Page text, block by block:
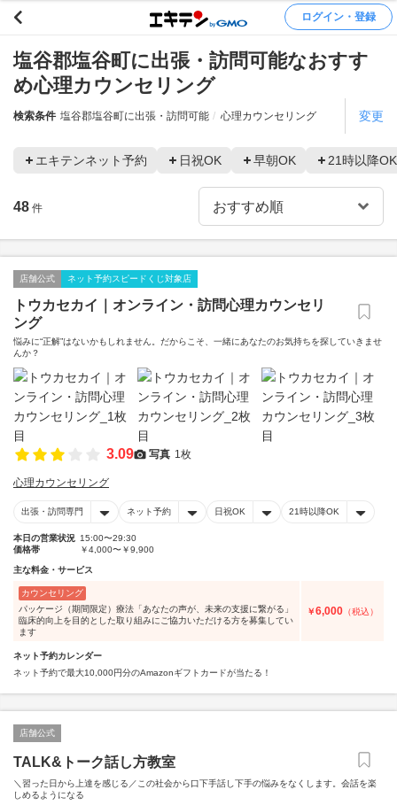
ログイン・登録
塩谷郡塩谷町に出張・訪問可能なおすす
め心理カウンセリング
検索条件 塩谷郡塩谷町に出張・訪問可能 心理カウンセリング 変更
エキテンネット予約 日祝OK 早朝OK 21時以降OK
48 件
店舗公式 ネット予約スピードくじ対象店
トウカセカイ｜オンライン・訪問心理カウンセリ
ング
悩みに“正解”はないかもしれません。だからこそ、一緒にあなたのお気持ちを探していきませ
んか？
3.09 写真 1枚
心理カウンセリング
出張・訪問専門 ネット予約 日祝OK 21時以降OK
本日の営業状況 15:00〜29:30
価格帯
￥4,000〜￥9,900
主な料金・サービス
カウンセリング
パッケージ（期間限定）療法「あなたの声が、未来の支援に繋がる」
臨床的向上を目的とした取り組みにご協力いただける方を募集してい
ます
￥6,000 （税込）
ネット予約カレンダー
ネット予約で最大10,000円分のAmazonギフトカードが当たる！
店舗公式
TALK&トーク話し方教室
＼習った日から上達を感じる／この社会から口下手話し下手の悩みをなくします。会話を楽
しめるようになる